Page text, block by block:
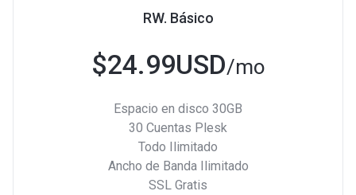
RW. Básico
$24.99USD/mo
Espacio en disco 30GB
30 Cuentas Plesk
Todo Ilimitado
Ancho de Banda Ilimitado
SSL Gratis